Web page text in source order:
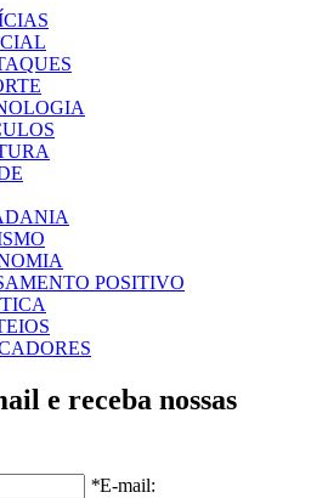
POSITIVO
e receba nossas
*E-mail: